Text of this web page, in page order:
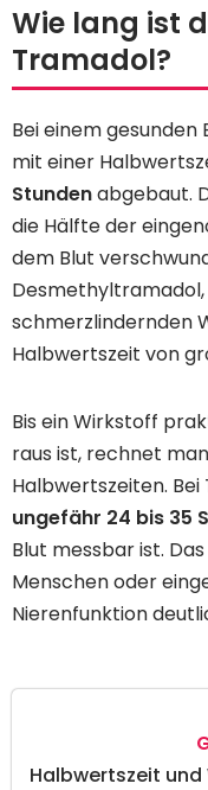
Wie lang ist
Tramadol?
Bei einem
mit einer
Stundenabgebaut.
die Hälfte der
dem Blut
schmerzlindernden
Halbwertszeit von
Bis ein Wirkstoff
raus ist, rechnet
Halbwertszeiten.
ungefähr 24 bis 35
Blut messbar ist.
Menschen oder
Nierenfunktion
Halbwertszeit